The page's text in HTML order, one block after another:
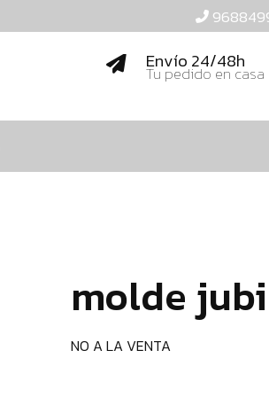
Envío 24/48h
Tu pedido en casa
molde
NO A LA VENTA